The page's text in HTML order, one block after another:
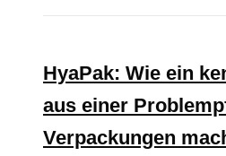
HyaPak: Wie ein
aus einer
Verpackungen